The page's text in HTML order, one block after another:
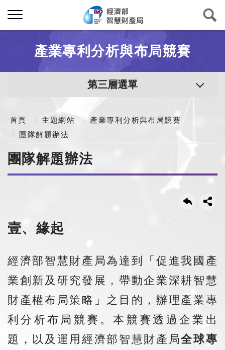
產業專利分析與布局競賽
第三層選單
首頁 主題網站
產業專利分析與布局競賽
團隊解題辦法
團隊解題辦法
壹、緣起
經濟部智慧財產局為達到「促進我國產
業創新及研究發展，帶動企業深耕智慧
財產權布局策略」之目的，辦理產業專
利分析布局競賽。本競賽透過企業出
題，以及運用經濟部智慧財產局全球專